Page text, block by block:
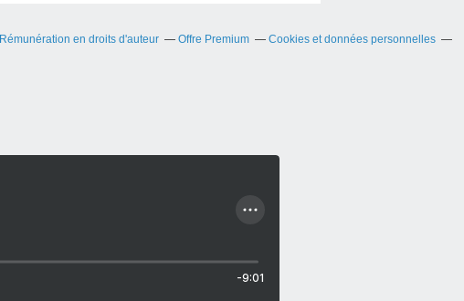
Rémunération en droits d'auteur Offre Premium
Cookies et données personnelles
-9:01